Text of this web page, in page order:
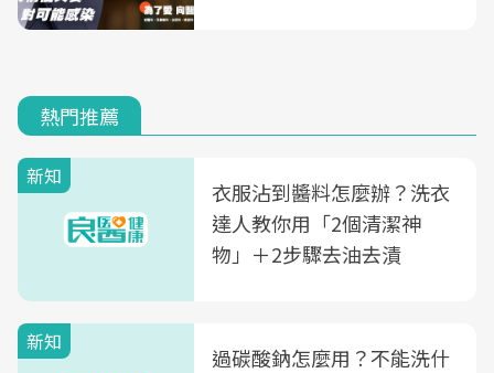
熱門推薦
新知
衣服沾到醬料怎麼辦？洗衣
達人教你用「2個清潔神
物」＋2步驟去油去漬
新知
過碳酸鈉怎麼用？不能洗什